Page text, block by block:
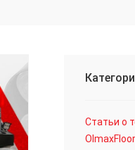
Статьи о
OlmaxFloor